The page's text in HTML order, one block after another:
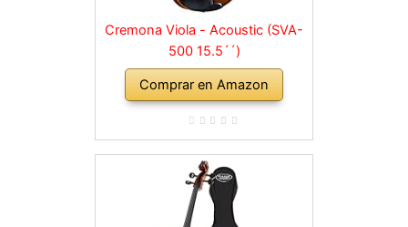
Cremona Viola - Acoustic (SVA-
500 15.5´´)
Comprar en Amazon